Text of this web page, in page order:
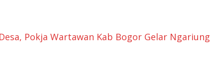
Pokja Wartawan Kab Bogor Gelar Ngariung